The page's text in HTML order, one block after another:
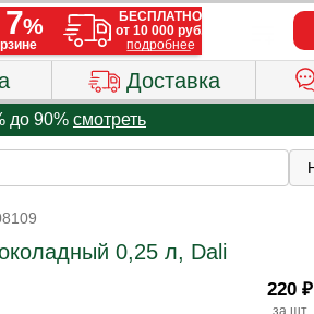
Доставка
до 90% смотреть
0,25 л, Dali
220 ₽